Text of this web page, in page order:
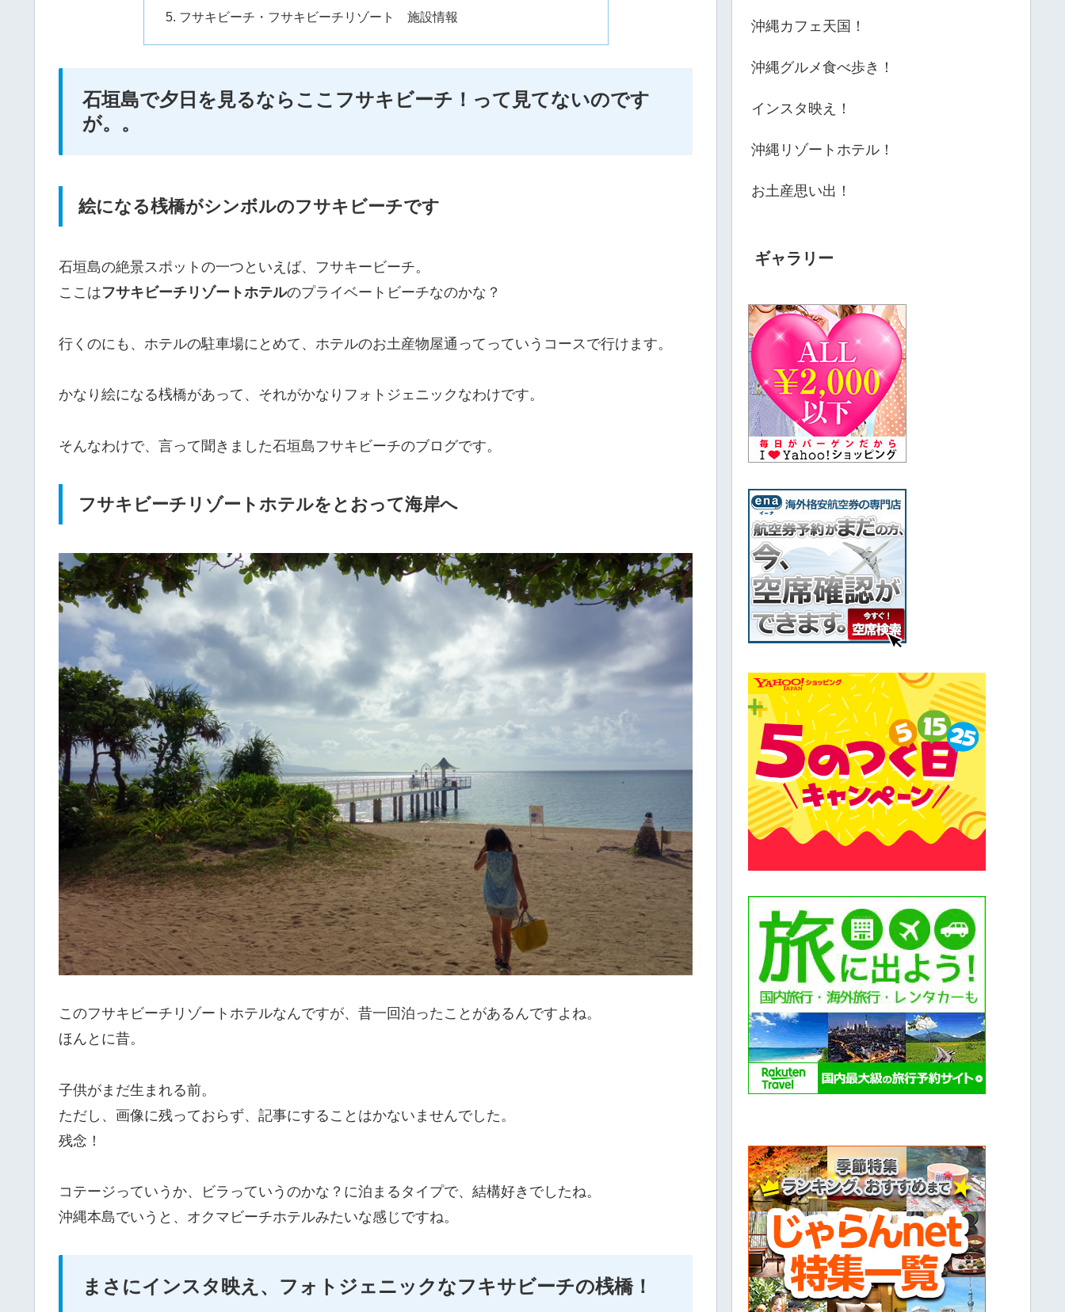
フサキビーチ・フサキビーチリゾート 施設情報
石垣島で夕日を見るならここフサキビーチ！って見てないのです
が。。
絵になる桟橋がシンボルのフサキビーチです
石垣島の絶景スポットの一つといえば、フサキービーチ。
ここはフサキビーチリゾートホテルのプライベートビーチなのかな？
行くのにも、ホテルの駐車場にとめて、ホテルのお土産物屋通ってっていうコースで行けます。
かなり絵になる桟橋があって、それがかなりフォトジェニックなわけです。
そんなわけで、言って聞きました石垣島フサキビーチのブログです。
フサキビーチリゾートホテルをとおって海岸へ
このフサキビーチリゾートホテルなんですが、昔一回泊ったことがあるんですよね。
ほんとに昔。
子供がまだ生まれる前。
ただし、画像に残っておらず、記事にすることはかないませんでした。
残念！
コテージっていうか、ビラっていうのかな？に泊まるタイプで、結構好きでしたね。
沖縄本島でいうと、オクマビーチホテルみたいな感じですね。
まさにインスタ映え、フォトジェニックなフキサビーチの桟橋！
沖縄カフェ天国！
沖縄グルメ食べ歩き！
インスタ映え！
沖縄リゾートホテル！
お土産思い出！
ギャラリー